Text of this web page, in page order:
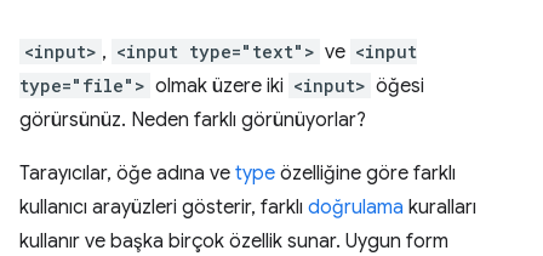
<input> , <input type="text"> ve <input
type="file"> olmak üzere iki <input> öğesi
görürsünüz. Neden farklı görünüyorlar?
Tarayıcılar, öğe adına ve type özelliğine göre farklı
kullanıcı arayüzleri gösterir, farklı doğrulama kuralları
kullanır ve başka birçok özellik sunar. Uygun form